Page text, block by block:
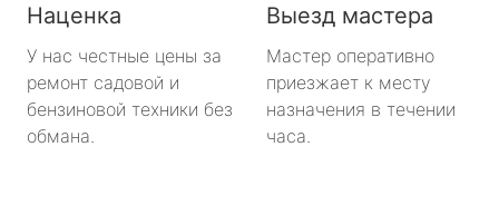
Наценка
У нас честные цены за
ремонт садовой и
бензиновой техники без
обмана.
Выезд мастера
Мастер оперативно
приезжает к месту
назначения в течении
часа.